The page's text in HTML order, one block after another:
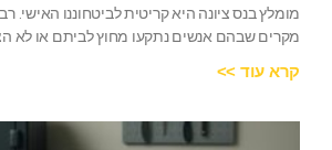
מומלץ בנס ציונה היא קריטית לביטחוננו האישי.
מקרים שבהם אנשים נתקעו מחוץ לביתם או לא
קרא עוד >>